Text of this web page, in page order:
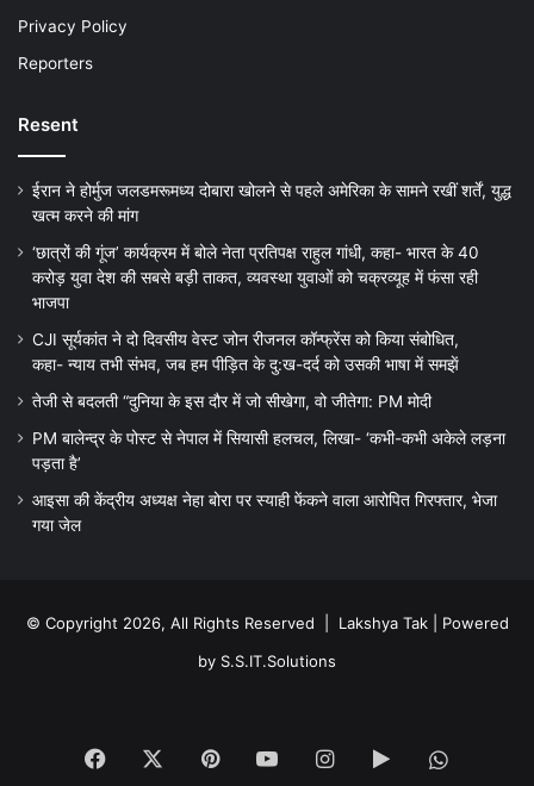
Privacy Policy
Reporters
Resent
ईरान ने होर्मुज जलडमरूमध्य दोबारा खोलने से पहले अमेरिका के सामने रखीं शर्तें, युद्ध
खत्म करने की मांग
‘छात्रों की गूंज’ कार्यक्रम में बोले नेता प्रतिपक्ष राहुल गांधी, कहा- भारत के 40
करोड़ युवा देश की सबसे बड़ी ताकत, व्यवस्था युवाओं को चक्रव्यूह में फंसा रही
भाजपा
CJI सूर्यकांत ने दो दिवसीय वेस्ट जोन रीजनल कॉन्फ्रेंस को किया संबोधित,
कहा- न्याय तभी संभव, जब हम पीड़ित के दु:ख-दर्द को उसकी भाषा में समझें
तेजी से बदलती “दुनिया के इस दौर में जो सीखेगा, वो जीतेगा: PM मोदी
PM बालेन्द्र के पोस्ट से नेपाल में सियासी हलचल, लिखा- ‘कभी-कभी अकेले लड़ना
पड़ता है’
आइसा की केंद्रीय अध्यक्ष नेहा बोरा पर स्याही फेंकने वाला आरोपित गिरफ्तार, भेजा
गया जेल
© Copyright 2026, All Rights Reserved | Lakshya Tak| Powered
by S.S.IT.Solutions
Facebook PinterestYouTubeInstagram
Google